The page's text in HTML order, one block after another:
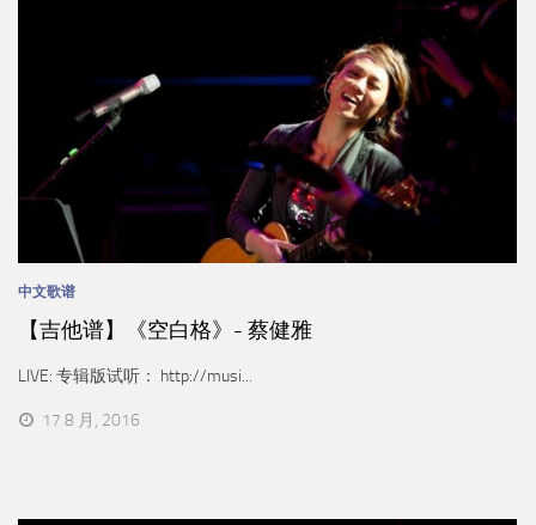
中文歌谱
【吉他谱】《空白格》- 蔡健雅
LIVE: 专辑版试听： http://musi...
17 8 月, 2016